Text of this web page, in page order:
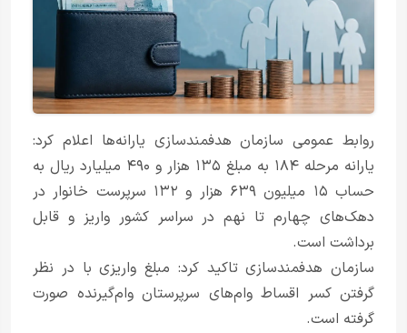
روابط عمومی سازمان هدفمندسازی یارانه‌ها اعلام کرد:
یارانه مرحله ۱۸۴ به مبلغ ۱۳۵ هزار و ۴۹۰ میلیارد ریال به
حساب ۱۵ میلیون ۶۳۹ هزار و ۱۳۲ سرپرست خانوار در
دهک‌های چهارم تا نهم در سراسر کشور واریز و قابل
برداشت است.
سازمان هدفمندسازی تاکید کرد: مبلغ واریزی با در نظر
گرفتن کسر اقساط وام‌های سرپرستان وام‌گیرنده صورت
گرفته است.